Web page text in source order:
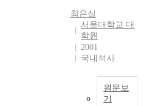
최은실
서울대학교 대
학원
2001
국내석사
원문보
기